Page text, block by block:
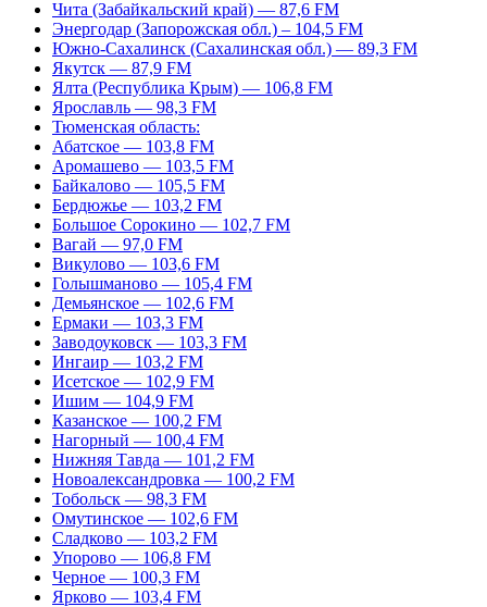
Чита (Забайкальский край) — 87,6 FM
Энергодар (Запорожская обл.) – 104,5 FM
Южно-Сахалинск (Сахалинская обл.) — 89,3 FM
Якутск — 87,9 FM
Ялта (Республика Крым) — 106,8 FM
Ярославль — 98,3 FM
Тюменская область:
Абатское — 103,8 FM
Аромашево — 103,5 FM
Байкалово — 105,5 FM
Бердюжье — 103,2 FM
Большое Сорокино — 102,7 FM
Вагай — 97,0 FM
Викулово — 103,6 FM
Голышманово — 105,4 FM
Демьянское — 102,6 FM
Ермаки — 103,3 FM
Заводоуковск — 103,3 FM
Ингаир — 103,2 FM
Исетское — 102,9 FM
Ишим — 104,9 FM
Казанское — 100,2 FM
Нагорный — 100,4 FM
Нижняя Тавда — 101,2 FM
Новоалександровка — 100,2 FM
Тобольск — 98,3 FM
Омутинское — 102,6 FM
Сладково — 103,2 FM
Упорово — 106,8 FM
Черное — 100,3 FM
Ярково — 103,4 FM